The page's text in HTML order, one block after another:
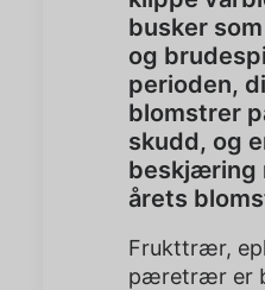
busker
og
perioden,
blomstrer
skudd, og
beskjæring
årets
Frukttrær,
pæretrær er